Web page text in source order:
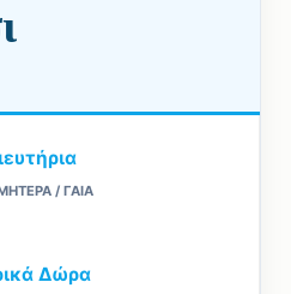
/ ΓΑΙΑ
Δώρα